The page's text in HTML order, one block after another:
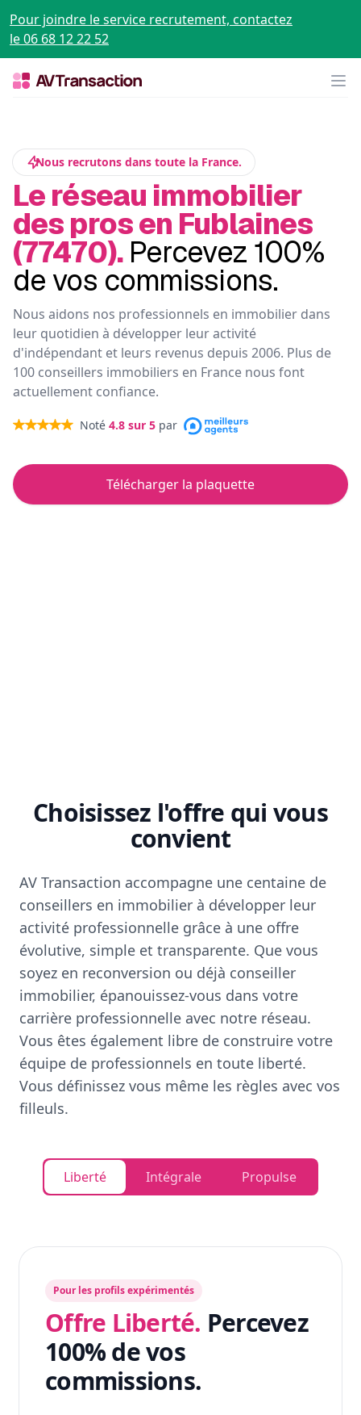
Pour joindre le service recrutement, contactez
le 06 68 12 22 52
Nous recrutons dans toute la France.
Le réseau immobilier
des pros en Fublaines
(77470). Percevez 100%
de vos commissions.
Nous aidons nos professionnels en immobilier dans
leur quotidien à développer leur activité
d'indépendant et leurs revenus depuis 2006. Plus de
100 conseillers immobiliers en France nous font
actuellement confiance.
Noté 4.8 sur 5 par
Télécharger la plaquette
Choisissez l'offre qui vous
convient
AV Transaction accompagne une centaine de
conseillers en immobilier à développer leur
activité professionnelle grâce à une offre
évolutive, simple et transparente. Que vous
soyez en reconversion ou déjà conseiller
immobilier, épanouissez-vous dans votre
carrière professionnelle avec notre réseau.
Vous êtes également libre de construire votre
équipe de professionnels en toute liberté.
Vous définissez vous même les règles avec vos
filleuls.
Liberté Intégrale Propulse
Pour les profils expérimentés
Offre Liberté. Percevez
100% de vos
commissions.